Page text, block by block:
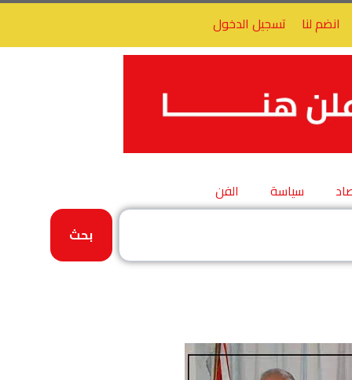
انضم لنا تسجيل الدخول
سياسة
الفن
بحث